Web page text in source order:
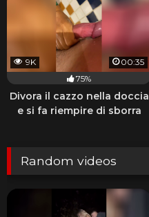
9K
00:35
75%
Divora il cazzo nella doccia
e si fa riempire di sborra
Random videos